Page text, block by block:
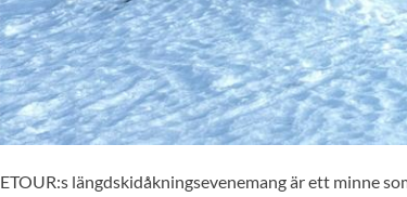
ETOUR:s längdskidåkningsevenemang är ett minne